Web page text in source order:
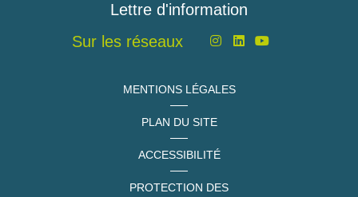
Lettre d'information
Sur les réseaux
MENTIONS LÉGALES
PLAN DU SITE
ACCESSIBILITÉ
PROTECTION DES